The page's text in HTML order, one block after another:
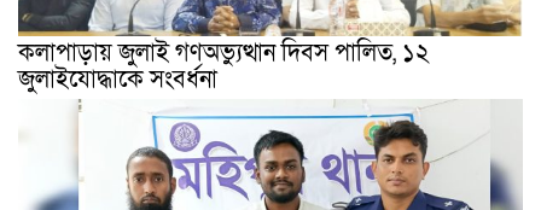
কলাপাড়ায় জুলাই গণঅভ্যুত্থান দিবস পালিত, ১২
জুলাইযোদ্ধাকে সংবর্ধনা